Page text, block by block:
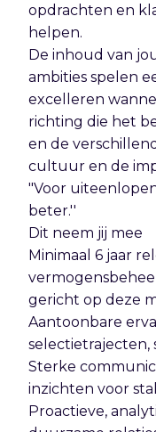
opdrachten en
helpen.
De inhoud van
ambities spelen
excelleren
richting die het
en de
cultuur en de
"Voor
beter.''
Dit neem jij mee
Minimaal 6 jaar
gericht op deze
Aantoonbare
selectietrajecten,
Sterke
inzichten voor
Proactieve,